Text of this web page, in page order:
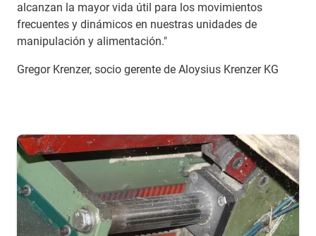
alcanzan la mayor vida útil para los movimientos
frecuentes y dinámicos en nuestras unidades de
manipulación y alimentación."
Gregor Krenzer, socio gerente de Aloysius Krenzer KG